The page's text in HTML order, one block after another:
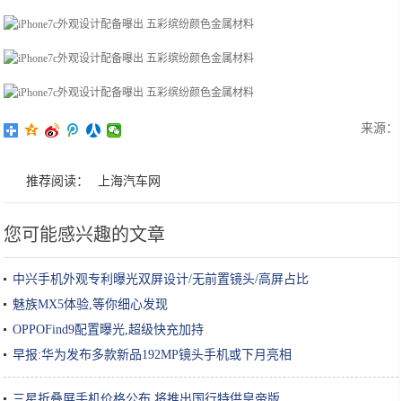
来源：
推荐阅读： 上海汽车网
您可能感兴趣的文章
中兴手机外观专利曝光双屏设计/无前置镜头/高屏占比
魅族MX5体验,等你细心发现
OPPOFind9配置曝光,超级快充加持
早报:华为发布多款新品192MP镜头手机或下月亮相